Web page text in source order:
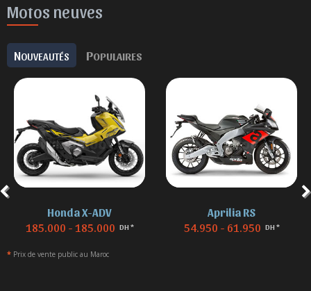
Motos neuves
NOUVEAUTÉS POPULAIRES
Honda X-ADV
185.000 - 185.000 DH *
Aprilia RS
54.950 - 61.950 DH *
* Prix de vente public au Maroc